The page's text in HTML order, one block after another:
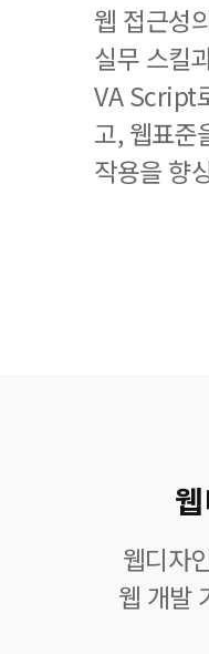
웹 접근성
실무 스킬
VA Script
고, 웹표준
작용을 향
웹디자
웹 개발